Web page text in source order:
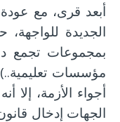
أبعد قرى، مع
الجديدة للواجهة،
بمجموعات تجمع
مؤسسات
أجواء الأزمة،